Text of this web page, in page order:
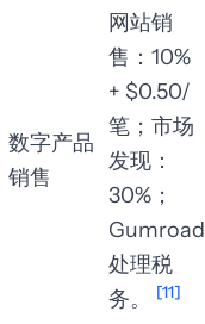
数字产品
销售
网站销
售：10%
+ $0.50/
笔；市场
发现：
30%；
Gumroad
处理税
务。
[11]